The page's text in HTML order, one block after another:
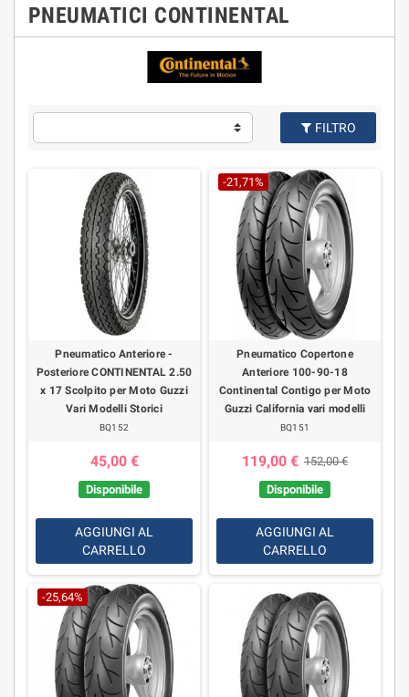
PNEUMATICI CONTINENTAL
FILTRO
Pneumatico Anteriore -
Posteriore CONTINENTAL 2.50
x 17 Scolpito per Moto Guzzi
Vari Modelli Storici
BQ152
45,00 €
Disponibile
AGGIUNGI AL
CARRELLO
-21,71%
Pneumatico Copertone
Anteriore 100-90-18
Continental Contigo per Moto
Guzzi California vari modelli
BQ151
119,00 € 152,00 €
Disponibile
AGGIUNGI AL
CARRELLO
-25,64%